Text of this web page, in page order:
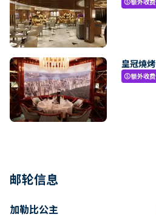
paid
皇冠燒烤
paid额外收费
邮轮信息
加勒比公主